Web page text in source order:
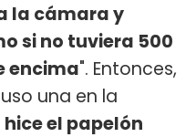
la cámara y
si no tuviera 500
encima". Entonces,
una en la
hice el papelón